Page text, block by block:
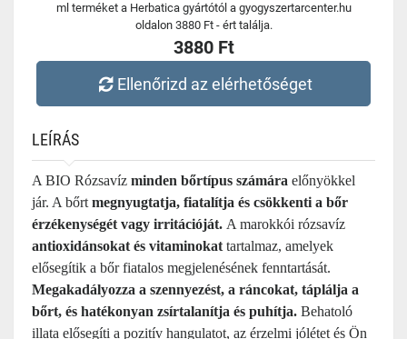
ml terméket a Herbatica gyártótól a gyogyszertarcenter.hu
oldalon 3880 Ft - ért találja.
3880 Ft
Ellenőrizd az elérhetőséget
LEÍRÁS
A BIO Rózsavíz minden bőrtípus számára előnyökkel
jár. A bőrt megnyugtatja, fiatalítja és csökkenti a bőr
érzékenységét vagy irritációját. A marokkói rózsavíz
antioxidánsokat és vitaminokat tartalmaz, amelyek
elősegítik a bőr fiatalos megjelenésének fenntartását.
Megakadályozza a szennyezést, a ráncokat, táplálja a
bőrt, és hatékonyan zsírtalanítja és puhítja. Behatoló
illata elősegíti a pozitív hangulatot, az érzelmi jólétet és Ön